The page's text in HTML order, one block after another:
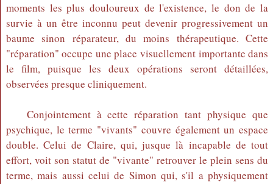
moments les plus douloureux de l'existence, le don de la
survie à un être inconnu peut devenir progressivement un
baume sinon réparateur, du moins thérapeutique. Cette
"réparation" occupe une place visuellement importante dans
le film, puisque les deux opérations seront détaillées,
observées presque cliniquement.
Conjointement à cette réparation tant physique que
psychique, le terme "vivants" couvre également un espace
double. Celui de Claire, qui, jusque là incapable de tout
effort, voit son statut de "vivante" retrouver le plein sens du
terme, mais aussi celui de Simon qui, s'il a physiquement